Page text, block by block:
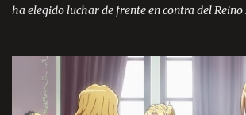
ha elegido luchar de frente en contra del Reino
de Kazze y ahora con la amenaza de guerra en
enemigo, todos se encuentran desesperados
luchar una guerra sin posibilidades de victoria.